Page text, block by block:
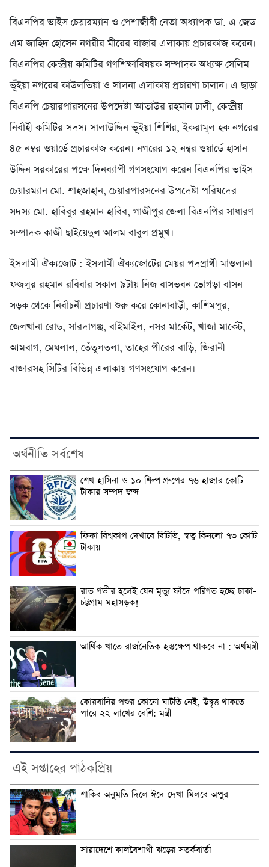
বিএনপির ভাইস চেয়ারম্যান ও পেশাজীবী নেতা অধ্যাপক ডা. এ জেড
এম জাহিদ হোসেন নগরীর মীরের বাজার এলাকায় প্রচারকাজ করেন।
বিএনপির কেন্দ্রীয় কমিটির গণশিক্ষাবিষয়ক সম্পাদক অধ্যক্ষ সেলিম
ভূঁইয়া নগরের কাউলতিয়া ও সালনা এলাকায় প্রচারণা চালান। এ ছাড়া
বিএনপি চেয়ারপারসনের উপদেষ্টা আতাউর রহমান ঢালী, কেন্দ্রীয়
নির্বাহী কমিটির সদস্য সালাউদ্দিন ভূঁইয়া শিশির, ইকরামুল হক নগরের
৪৫ নম্বর ওয়ার্ডে প্রচারকাজ করেন। নগরের ১২ নম্বর ওয়ার্ডে হাসান
উদ্দিন সরকারের পক্ষে দিনব্যাপী গণসংযোগ করেন বিএনপির ভাইস
চেয়ারম্যান মো. শাহজাহান, চেয়ারপারসনের উপদেষ্টা পরিষদের
সদস্য মো. হাবিবুর রহমান হাবিব, গাজীপুর জেলা বিএনপির সাধারণ
সম্পাদক কাজী ছাইয়েদুল আলম বাবুল প্রমুখ।
ইসলামী ঐক্যজোট : ইসলামী ঐক্যজোটের মেয়র পদপ্রার্থী মাওলানা
ফজলুর রহমান রবিবার সকাল ৯টায় নিজ বাসভবন ভোগড়া বাসন
সড়ক থেকে নির্বাচনী প্রচারণা শুরু করে কোনাবাড়ী, কাশিমপুর,
জেলখানা রোড, সারদাগঞ্জ, বাইমাইল, নসর মার্কেট, খাজা মার্কেট,
আমবাগ, মেঘলাল, তেঁতুলতলা, তাহের পীরের বাড়ি, জিরানী
বাজারসহ সিটির বিভিন্ন এলাকায় গণসংযোগ করেন।
অর্থনীতি সর্বশেষ
শেখ হাসিনা ও ১০ শিল্প গ্রুপের ৭৬ হাজার কোটি
টাকার সম্পদ জব্দ
ফিফা বিশ্বকাপ দেখাবে বিটিভি, স্বত্ব কিনলো ৭৩ কোটি
টাকায়
রাত গভীর হলেই যেন মৃত্যু ফাঁদে পরিণত হচ্ছে ঢাকা-
চট্টগ্রাম মহাসড়ক!
আর্থিক খাতে রাজনৈতিক হস্তক্ষেপ থাকবে না : অর্থমন্ত্রী
কোরবানির পশুর কোনো ঘাটতি নেই, উদ্বৃত্ত থাকতে
পারে ২২ লাখের বেশি: মন্ত্রী
এই সপ্তাহের পাঠকপ্রিয়
শাকিব অনুমতি দিলে ঈদে দেখা মিলবে অপুর
সারাদেশে কালবৈশাখী ঝড়ের সতর্কবার্তা